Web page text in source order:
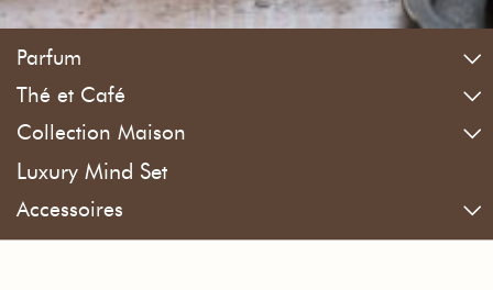
Parfum
Thé et Café
Collection Maison
Luxury Mind Set
Accessoires